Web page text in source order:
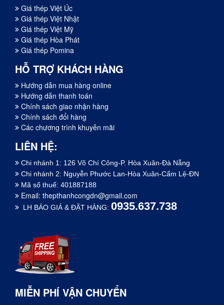
Giá thép Việt Úc
Giá thép Việt Nhật
Giá thép Việt Mỹ
Giá thép Hòa Phát
Giá thép Pomina
HỖ TRỢ KHÁCH HÀNG
Hướng dẫn mua hàng online
Hướng dẫn thanh toán
Chính sách giao nhận hàng
Chính sách đổi hàng
Các chương trình khuyễn mãi
LIÊN HỆ:
Chi nhánh 1: 126 Võ Chí Công-P. Hòa Xuân-Đà Nẵng
Chi nhánh 2: Nguyễn Phước Lan-Hòa Xuân-Cẩm Lệ-ĐN
Mã số thuế: 401887188
Email: thepthanhcongdn@gmail.com
LH BÁO GIÁ & ĐẶT HÀNG: 0935.637.738
MIỄN PHÍ VẬN CHUYỂN